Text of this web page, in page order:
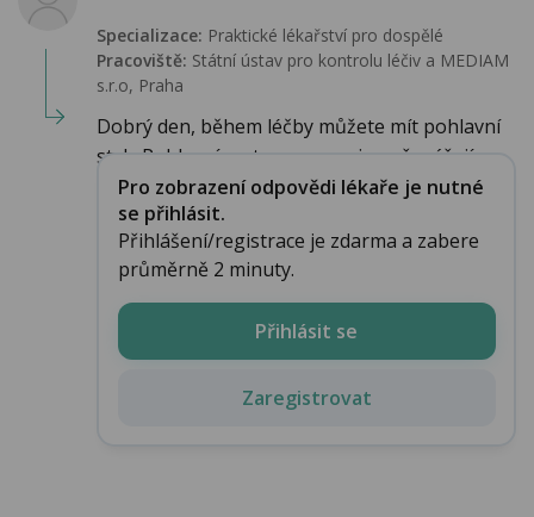
Specializace: Praktické lékařství pro dospělé
Pracoviště: Státní ústav pro kontrolu léčiv a MEDIAM
s.r.o, Praha
Dobrý den, během léčby můžete mít pohlavní
styk. Pohlavní cestou se roupi nepřenášejí a...
Pro zobrazení odpovědi lékaře je nutné
se přihlásit.
Přihlášení/registrace je zdarma a zabere
průměrně 2 minuty.
Přihlásit se
Zaregistrovat